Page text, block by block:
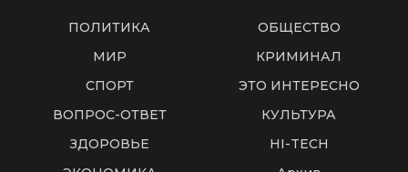
ПОЛИТИКА
ОБЩЕСТВО
МИР
КРИМИНАЛ
СПОРТ
ЭТО ИНТЕРЕСНО
ВОПРОС-ОТВЕТ
КУЛЬТУРА
ЗДОРОВЬЕ
HI-TECH